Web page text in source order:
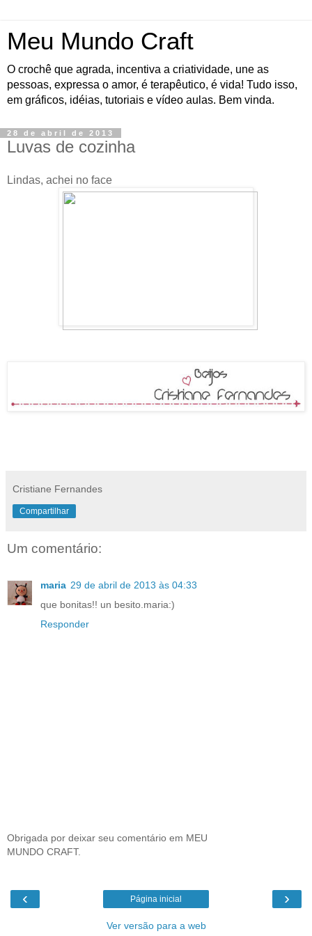
Meu Mundo Craft
O crochê que agrada, incentiva a criatividade, une as
pessoas, expressa o amor, é terapêutico, é vida! Tudo isso,
em gráficos, idéias, tutoriais e vídeo aulas. Bem vinda.
28 de abril de 2013
Luvas de cozinha
Lindas, achei no face
Cristiane Fernandes
Compartilhar
Um comentário:
maria 29 de abril de 2013 às 04:33
que bonitas!! un besito.maria:)
Responder
Obrigada por deixar seu comentário em MEU
MUNDO CRAFT.
‹ ›
Página inicial
Ver versão para a web